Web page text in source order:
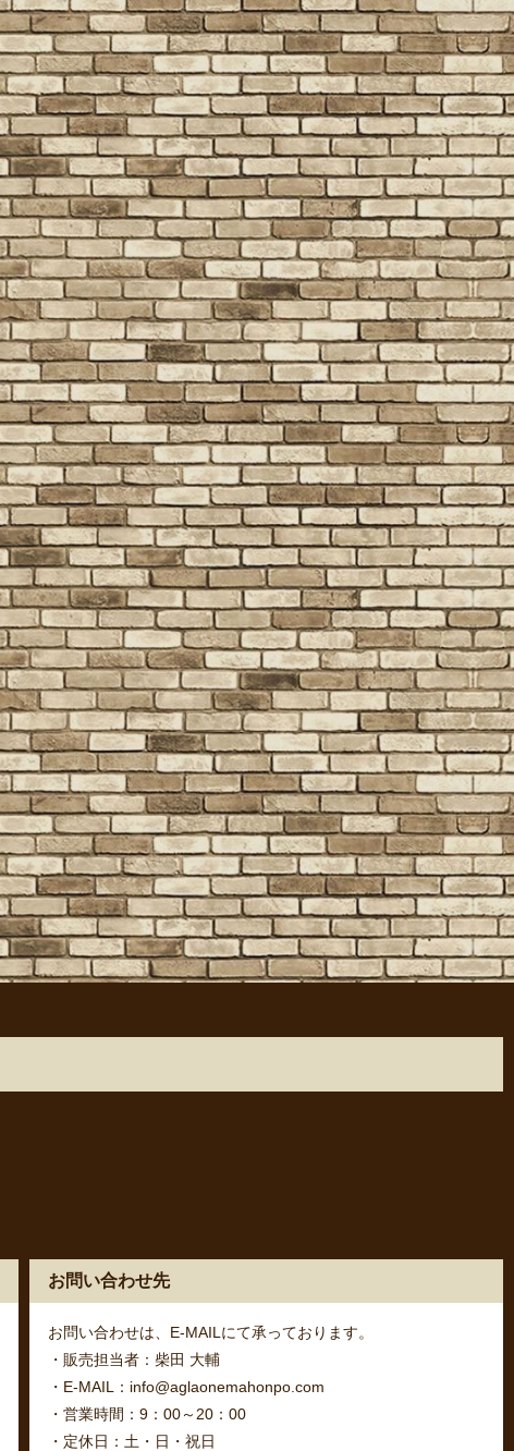
お問い合わせ先
お問い合わせは、E-MAILにて承っております。
・販売担当者：柴田 大輔
・E-MAIL：info@aglaonemahonpo.com
・営業時間：9：00～20：00
・定休日：土・日・祝日